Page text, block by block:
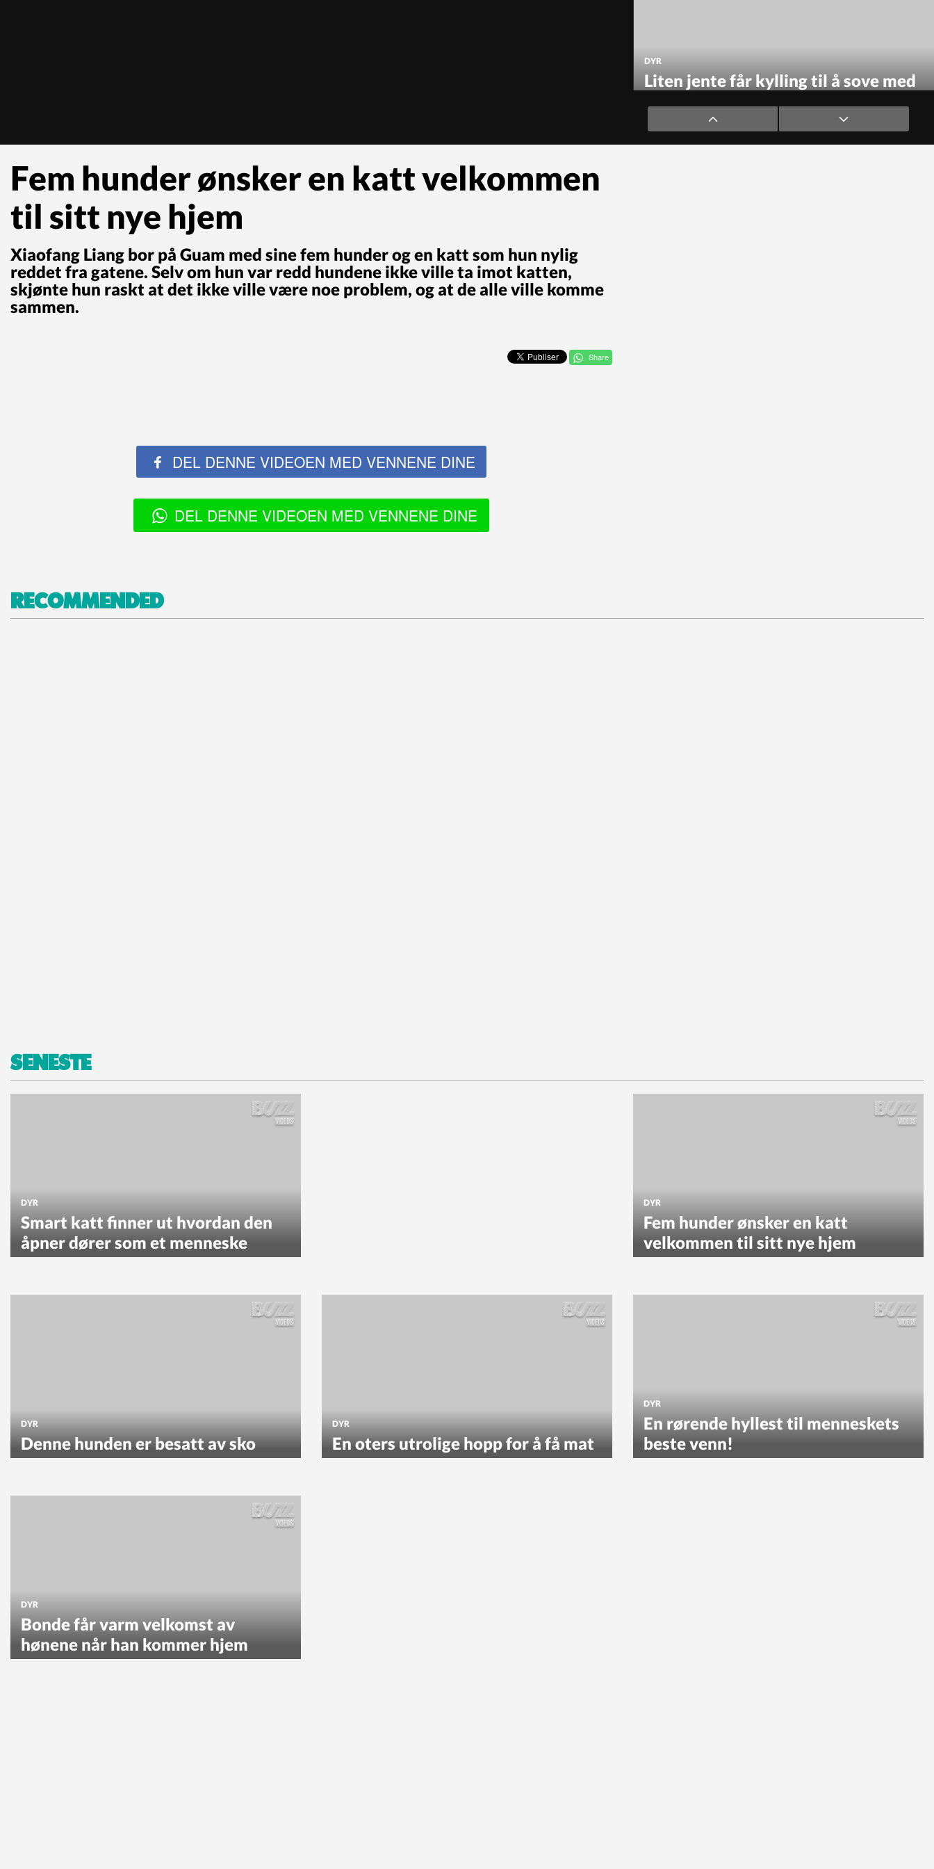
DYR
Liten jente får kylling til å sove med
Fem hunder ønsker en katt velkommen
til sitt nye hjem
Xiaofang Liang bor på Guam med sine fem hunder og en katt som hun nylig
reddet fra gatene. Selv om hun var redd hundene ikke ville ta imot katten,
skjønte hun raskt at det ikke ville være noe problem, og at de alle ville komme
sammen.
Share
DEL DENNE VIDEOEN MED VENNENE DINE
DEL DENNE VIDEOEN MED VENNENE DINE
RECOMMENDED
SENESTE
DYR
Smart katt finner ut hvordan den
åpner dører som et menneske
DYR
Fem hunder ønsker en katt
velkommen til sitt nye hjem
DYR
Denne hunden er besatt av sko
DYR
En oters utrolige hopp for å få mat
DYR
En rørende hyllest til menneskets
beste venn!
DYR
Bonde får varm velkomst av
hønene når han kommer hjem